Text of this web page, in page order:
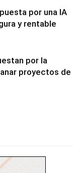
por una IA
y rentable
por la
proyectos de